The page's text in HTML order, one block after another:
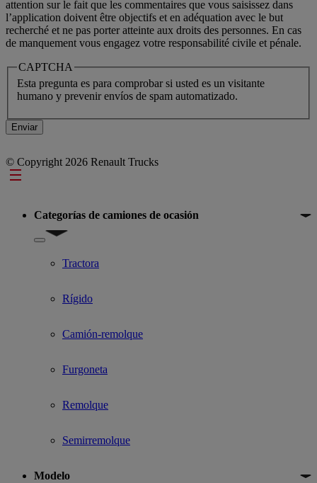
attention sur le fait que les commentaires que vous saisissez dans
l’application doivent être objectifs et en adéquation avec le but
recherché et ne pas porter atteinte aux droits des personnes. En cas
de manquement vous engagez votre responsabilité civile et pénale.
CAPTCHA
Esta pregunta es para comprobar si usted es un visitante
humano y prevenir envíos de spam automatizado.
© Copyright 2026 Renault Trucks
Footer
Categorías de camiones de ocasión
Show submenu for Categorías de camiones de ocasión
Tractora
Rígido
Camión-remolque
Furgoneta
Remolque
Semirremolque
Modelo